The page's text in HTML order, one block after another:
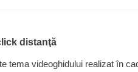
distanţă
tema videoghidului realizat în